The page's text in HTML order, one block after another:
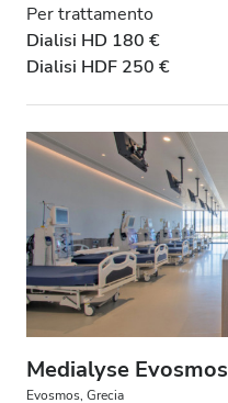
Per trattamento
Dialisi HD 180 €
Dialisi HDF 250 €
Medialyse Evosmos
Evosmos, Grecia